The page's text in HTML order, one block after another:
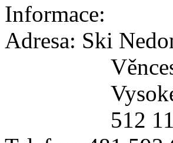
Informace:
Adresa: Ski
Vysoké
512 11